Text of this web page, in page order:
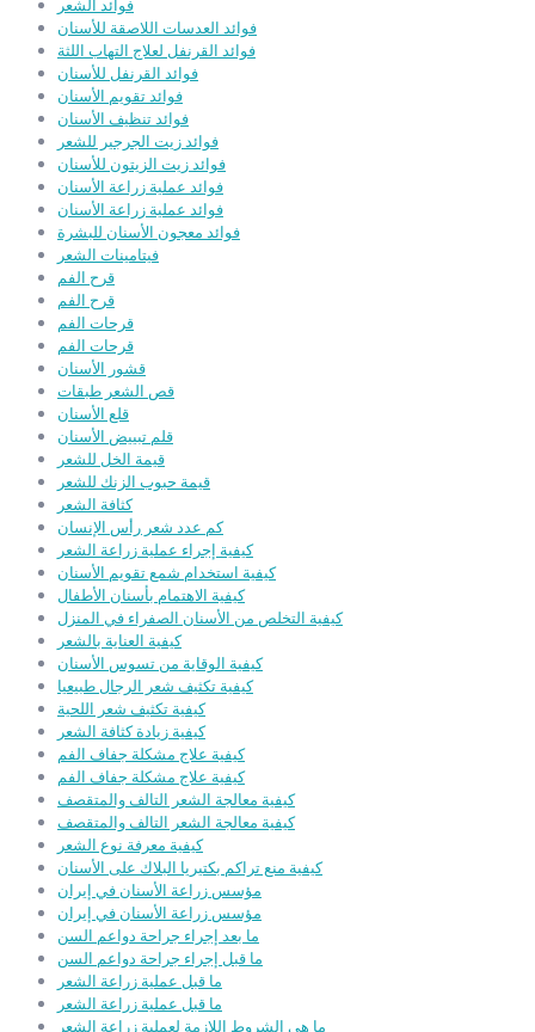
فوائد الشعر
فوائد العدسات اللاصقة للأسنان
فوائد القرنفل لعلاج التهاب اللثة
فوائد القرنفل للأسنان
فوائد تقويم الأسنان
فوائد تنظيف الأسنان
فوائد زيت الجرجير للشعر
فوائد زيت الزيتون للأسنان
فوائد عملية زراعة الأسنان
فوائد عملية زراعة الأسنان
فوائد معجون الأسنان للبشرة
فيتامينات الشعر
قرح الفم
قرح الفم
قرحات الفم
قرحات الفم
قشور الأسنان
قص الشعر طبقات
قلع الأسنان
قلم تبييض الأسنان
قيمة الخل للشعر
قيمة حبوب الزنك للشعر
كثافة الشعر
كم عدد شعر رأس الإنسان
كيفية إجراء عملية زراعة الشعر
كيفية استخدام شمع تقويم الأسنان
كيفية الاهتمام بأسنان الأطفال
كيفية التخلص من الأسنان الصفراء في المنزل
كيفية العناية بالشعر
كيفية الوقاية من تسوس الأسنان
كيفية تكثيف شعر الرجال طبيعيا
كيفية تكثيف شعر اللحية
كيفية زيادة كثافة الشعر
كيفية علاج مشكلة جفاف الفم
كيفية علاج مشكلة جفاف الفم
كيفية معالجة الشعر التالف والمتقصف
كيفية معالجة الشعر التالف والمتقصف
كيفية معرفة نوع الشعر
كيفية منع تراكم بكتيريا البلاك على الأسنان
مؤسس زراعة الأسنان في إيران
مؤسس زراعة الأسنان في إيران
ما بعد إجراء جراحة دواعم السن
ما قبل إجراء جراحة دواعم السن
ما قبل عملية زراعة الشعر
ما قبل عملية زراعة الشعر
ما هي الشروط اللازمة لعملية زراعة الشعر